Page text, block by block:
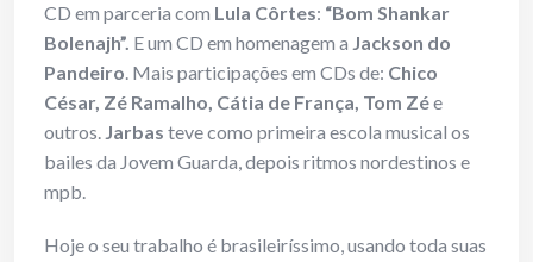
CD em parceria com Lula Côrtes: “Bom Shankar
Bolenajh”. E um CD em homenagem a Jackson do
Pandeiro. Mais participações em CDs de: Chico
César, Zé Ramalho, Cátia de França, Tom Zée
outros. Jarbas teve como primeira escola musical os
bailes da Jovem Guarda, depois ritmos nordestinos e
mpb.
Hoje o seu trabalho é brasileiríssimo, usando toda suas